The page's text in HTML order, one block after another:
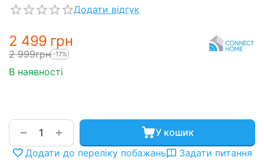
Додати відгук
2 499 грн
2 999грн -17%
В наявності
+
−
У кошик
Додати до переліку побажань
Задати питання